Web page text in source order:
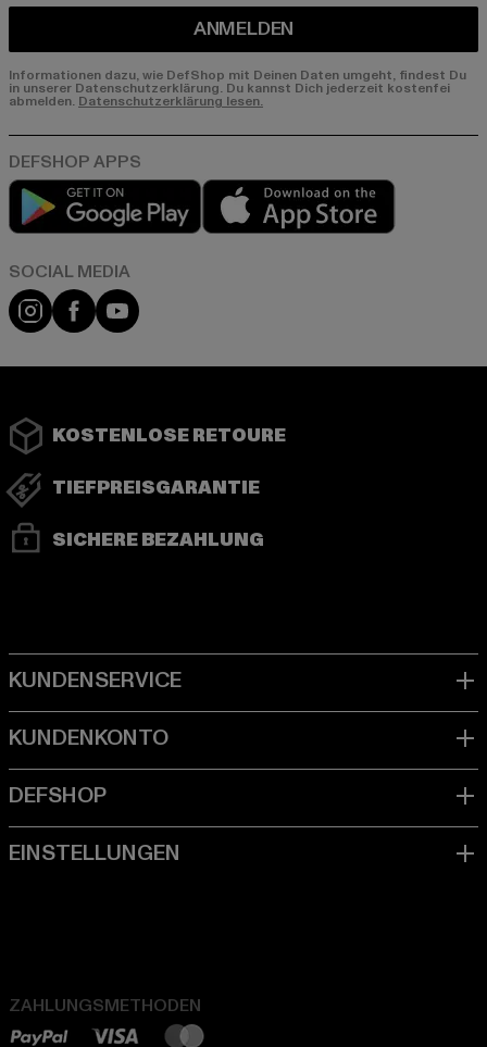
ANMELDEN
Informationen dazu, wie DefShop mit Deinen Daten umgeht, findest Du
in unserer Datenschutzerklärung. Du kannst Dich jederzeit kostenfei
abmelden. Datenschutzerklärung lesen.
Play market
Instagram
FacebookYouTube
KOSTENLOSE RETOURE
TIEFPREISGARANTIE
SICHERE BEZAHLUNG
ZAHLUNGSMETHODEN